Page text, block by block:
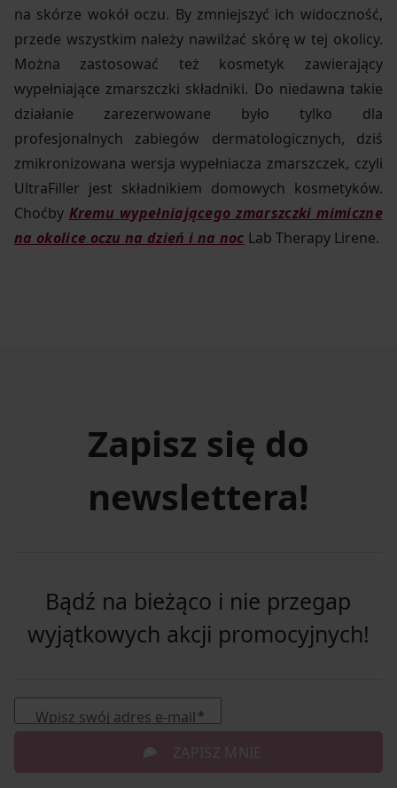
na skórze wokół oczu. By zmniejszyć ich widoczność,
przede wszystkim należy nawilżać skórę w tej okolicy.
Można zastosować też kosmetyk zawierający
wypełniające zmarszczki składniki. Do niedawna takie
działanie zarezerwowane było tylko dla
profesjonalnych zabiegów dermatologicznych, dziś
zmikronizowana wersja wypełniacza zmarszczek, czyli
UltraFiller jest składnikiem domowych kosmetyków.
Choćby Kremu wypełniającego zmarszczki mimiczne
na okolice oczu na dzień i na noc Lab Therapy Lirene.
Zapisz się do
newslettera!
Bądź na bieżąco i nie przegap
wyjątkowych akcji promocyjnych!
Wpisz swój adres e-mail
ZAPISZ MNIE